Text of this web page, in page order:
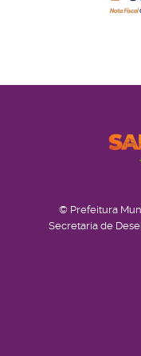
© Prefeitura
Secretaria de